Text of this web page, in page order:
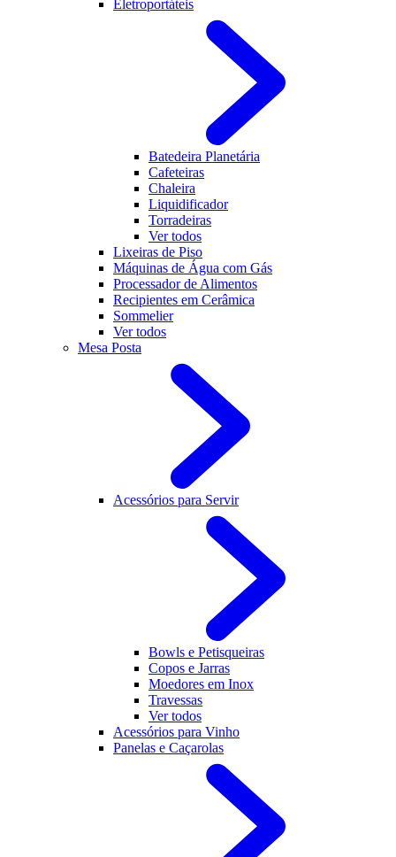
Eletroportáteis
Batedeira Planetária
Cafeteiras
Chaleira
Liquidificador
Torradeiras
Ver todos
Lixeiras de Piso
Máquinas de Água com Gás
Processador de Alimentos
Recipientes em Cerâmica
Sommelier
Ver todos
Mesa Posta
Acessórios para Servir
Bowls e Petisqueiras
Copos e Jarras
Moedores em Inox
Travessas
Ver todos
Acessórios para Vinho
Panelas e Caçarolas